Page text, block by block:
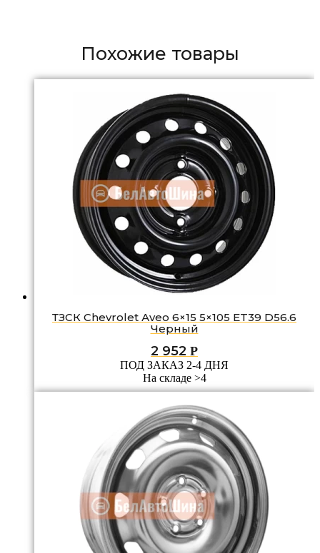
Похожие товары
ТЗСК Chevrolet Аvео 6×15 5×105 ET39 D56.6
Черный
2 952 Р
ПОД ЗАКАЗ 2-4 ДНЯ
На складе >4